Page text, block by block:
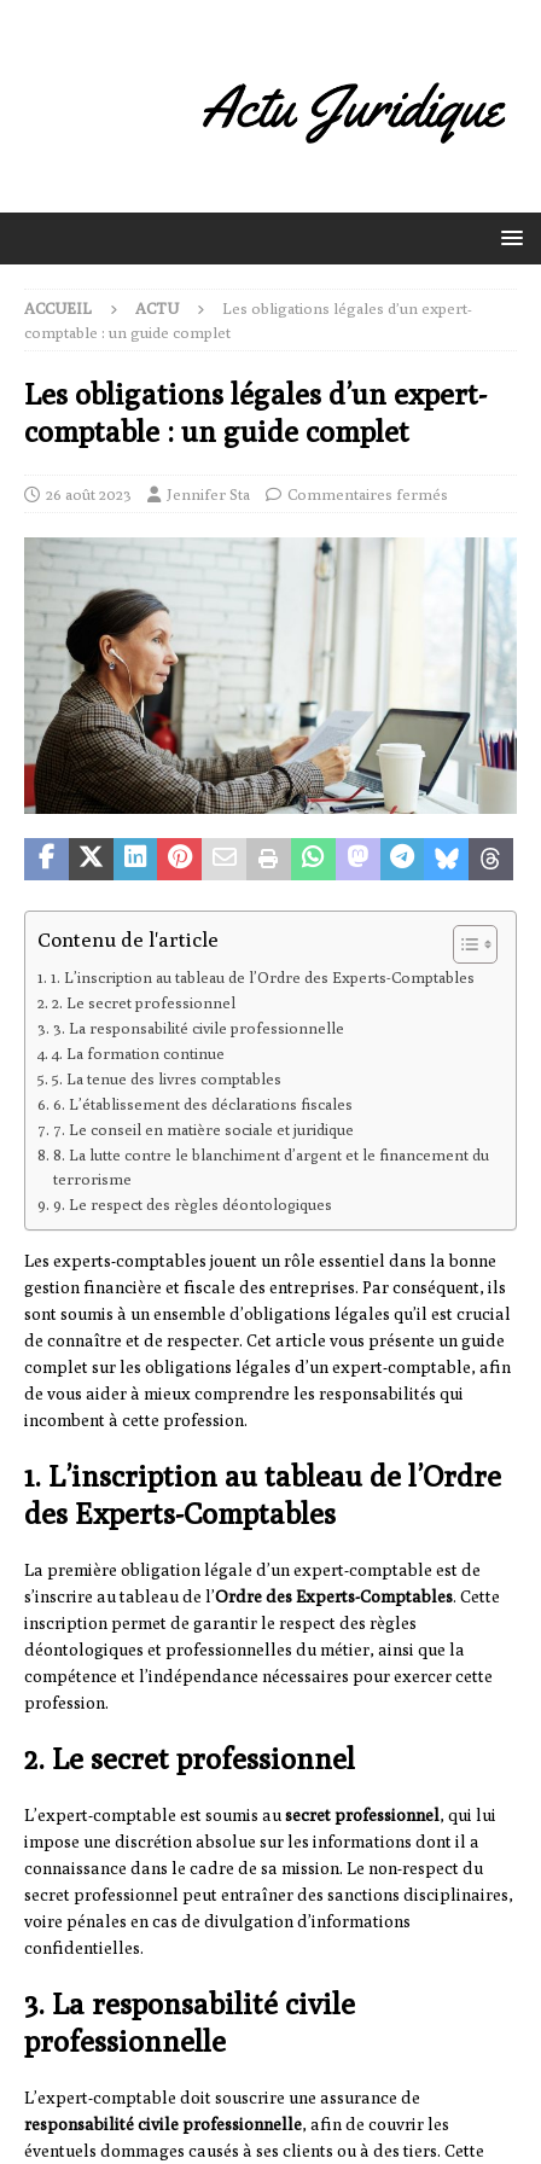
ACCUEIL ACTU
Les obligations légales d’un expert-
comptable : un guide complet
Les obligations légales d’un expert-
comptable : un guide complet
26 août 2023 Jennifer Sta Commentaires fermés
Contenu de l'article
1. L’inscription au tableau de l’Ordre des Experts-Comptables
2. Le secret professionnel
3. La responsabilité civile professionnelle
4. La formation continue
5. La tenue des livres comptables
6. L’établissement des déclarations fiscales
7. Le conseil en matière sociale et juridique
8. La lutte contre le blanchiment d’argent et le financement du
terrorisme
9. Le respect des règles déontologiques
Les experts-comptables jouent un rôle essentiel dans la bonne
gestion financière et fiscale des entreprises. Par conséquent, ils
sont soumis à un ensemble d’obligations légales qu’il est crucial
de connaître et de respecter. Cet article vous présente un guide
complet sur les obligations légales d’un expert-comptable, afin
de vous aider à mieux comprendre les responsabilités qui
incombent à cette profession.
1. L’inscription au tableau de l’Ordre
des Experts-Comptables
La première obligation légale d’un expert-comptable est de
s’inscrire au tableau de l’Ordre des Experts-Comptables. Cette
inscription permet de garantir le respect des règles
déontologiques et professionnelles du métier, ainsi que la
compétence et l’indépendance nécessaires pour exercer cette
profession.
2. Le secret professionnel
L’expert-comptable est soumis ausecret professionnel, qui lui
impose une discrétion absolue sur les informations dont il a
connaissance dans le cadre de sa mission. Le non-respect du
secret professionnel peut entraîner des sanctions disciplinaires,
voire pénales en cas de divulgation d’informations
confidentielles.
3. La responsabilité civile
professionnelle
L’expert-comptable doit souscrire une assurance de
responsabilité civile professionnelle, afin de couvrir les
éventuels dommages causés à ses clients ou à des tiers. Cette